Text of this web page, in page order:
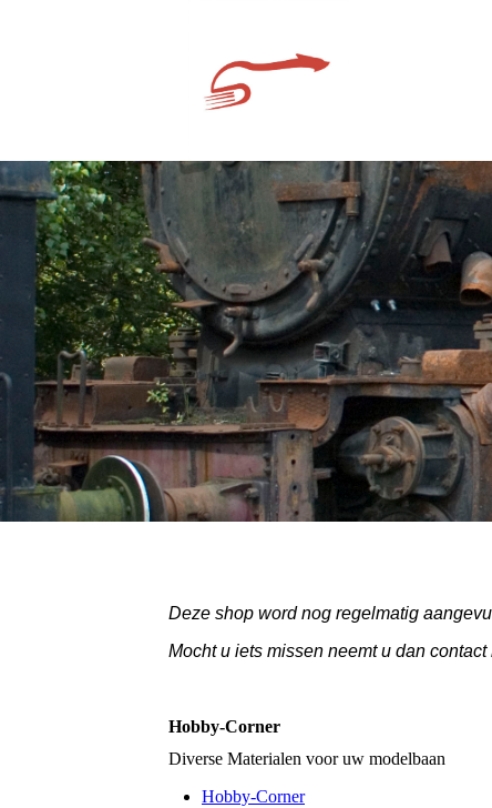
Deze shop word nog regelmatig
Mocht u iets missen neemt u dan
Hobby-Corner
Diverse Materialen voor uw modelbaan
Hobby-Corner